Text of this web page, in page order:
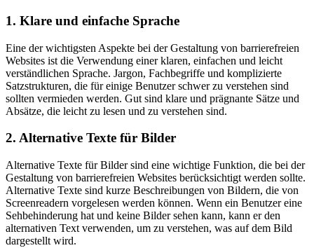
1. Klare und einfache Sprache
Eine der wichtigsten Aspekte bei der Gestaltung von barrierefreien
Websites ist die Verwendung einer klaren, einfachen und leicht
verständlichen Sprache. Jargon, Fachbegriffe und komplizierte
Satzstrukturen, die für einige Benutzer schwer zu verstehen sind
sollten vermieden werden. Gut sind klare und prägnante Sätze und
Absätze, die leicht zu lesen und zu verstehen sind.
2. Alternative Texte für Bilder
Alternative Texte für Bilder sind eine wichtige Funktion, die bei der
Gestaltung von barrierefreien Websites berücksichtigt werden sollte.
Alternative Texte sind kurze Beschreibungen von Bildern, die von
Screenreadern vorgelesen werden können. Wenn ein Benutzer eine
Sehbehinderung hat und keine Bilder sehen kann, kann er den
alternativen Text verwenden, um zu verstehen, was auf dem Bild
dargestellt wird.